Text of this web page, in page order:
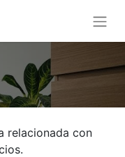
relacionada con